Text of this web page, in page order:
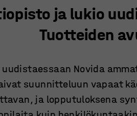
ja lukio
Tuotteiden
Novida
suunnitteluun vapaat
ja lopputuloksena